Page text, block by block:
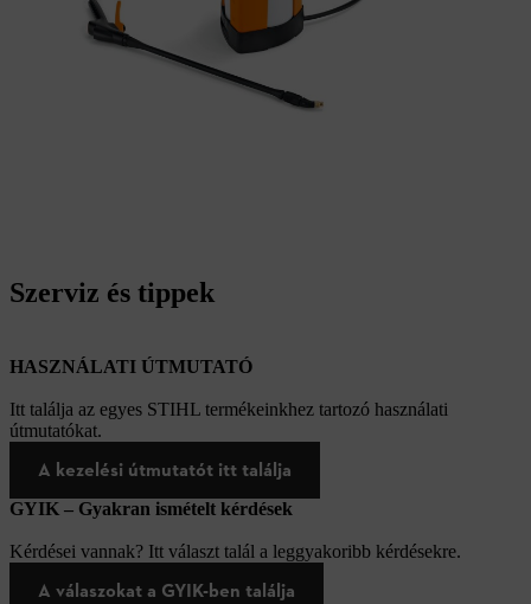
Szerviz és tippek
HASZNÁLATI ÚTMUTATÓ
Itt találja az egyes STIHL termékeinkhez tartozó használati
útmutatókat.
A kezelési útmutatót itt találja
GYIK – Gyakran ismételt kérdések
Kérdései vannak? Itt választ talál a leggyakoribb kérdésekre.
A válaszokat a GYIK-ben találja